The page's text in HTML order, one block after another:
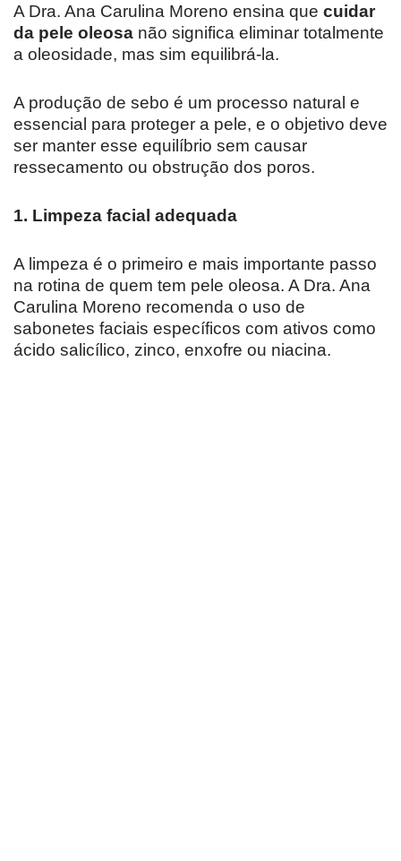
A Dra. Ana Carulina Moreno ensina que cuidar
da pele oleosa não significa eliminar totalmente
a oleosidade, mas sim equilibrá-la.
A produção de sebo é um processo natural e
essencial para proteger a pele, e o objetivo deve
ser manter esse equilíbrio sem causar
ressecamento ou obstrução dos poros.
1. Limpeza facial adequada
A limpeza é o primeiro e mais importante passo
na rotina de quem tem pele oleosa. A Dra. Ana
Carulina Moreno recomenda o uso de
sabonetes faciais específicos com ativos como
ácido salicílico, zinco, enxofre ou niacina.